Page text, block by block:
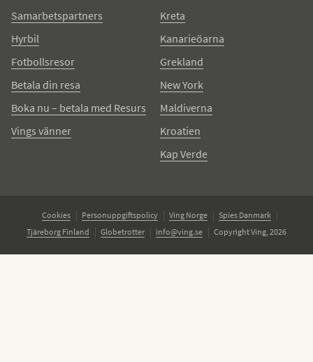
Samarbetspartners
Hyrbil
Fotbollsresor
Betala din resa
Boka nu – betala med Resurs
Vings vänner
Kreta
Kanarieöarna
Grekland
New York
Maldiverna
Kroatien
Kap Verde
Cookies Personuppgiftspolicy Ving Norge
Spies Danmark
Tjäreborg Finland
Globetrotter info@ving.se Copyright Ving, 2026